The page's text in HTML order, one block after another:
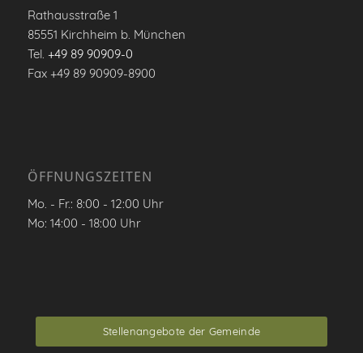
Rathausstraße 1
85551 Kirchheim b. München
Tel. +49 89 90909-0
Fax +49 89 90909-8900
ÖFFNUNGSZEITEN
Mo. - Fr.: 8:00 - 12:00 Uhr
Mo: 14:00 - 18:00 Uhr
Stellenangebote der Gemeinde